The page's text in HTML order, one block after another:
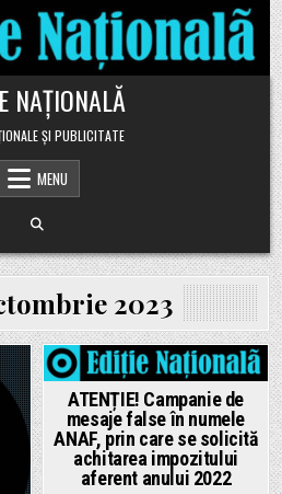
NAȚIONALĂ
ȘI PUBLICITATE
MENU
2023
Posted in
ATENȚIE! Campanie de
mesaje false în numele
ANAF, prin care se solicită
achitarea impozitului
aferent anului 2022